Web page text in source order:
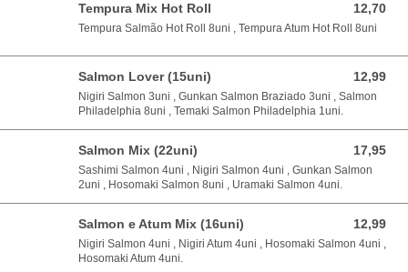
Tempura Mix Hot Roll 12,70
12,70 EUR
Tempura Salmão Hot Roll 8uni , Tempura Atum Hot Roll 8uni
Salmon Lover (15uni) 12,99
12,99 EUR
Nigiri Salmon 3uni , Gunkan Salmon Braziado 3uni , Salmon
Philadelphia 8uni , Temaki Salmon Philadelphia 1uni.
Salmon Mix (22uni) 17,95
17,95 EUR
Sashimi Salmon 4uni , Nigiri Salmon 4uni , Gunkan Salmon
2uni , Hosomaki Salmon 8uni , Uramaki Salmon 4uni.
Salmon e Atum Mix (16uni) 12,99
12,99 EUR
Nigiri Salmon 4uni , Nigiri Atum 4uni , Hosomaki Salmon 4uni ,
Hosomaki Atum 4uni.